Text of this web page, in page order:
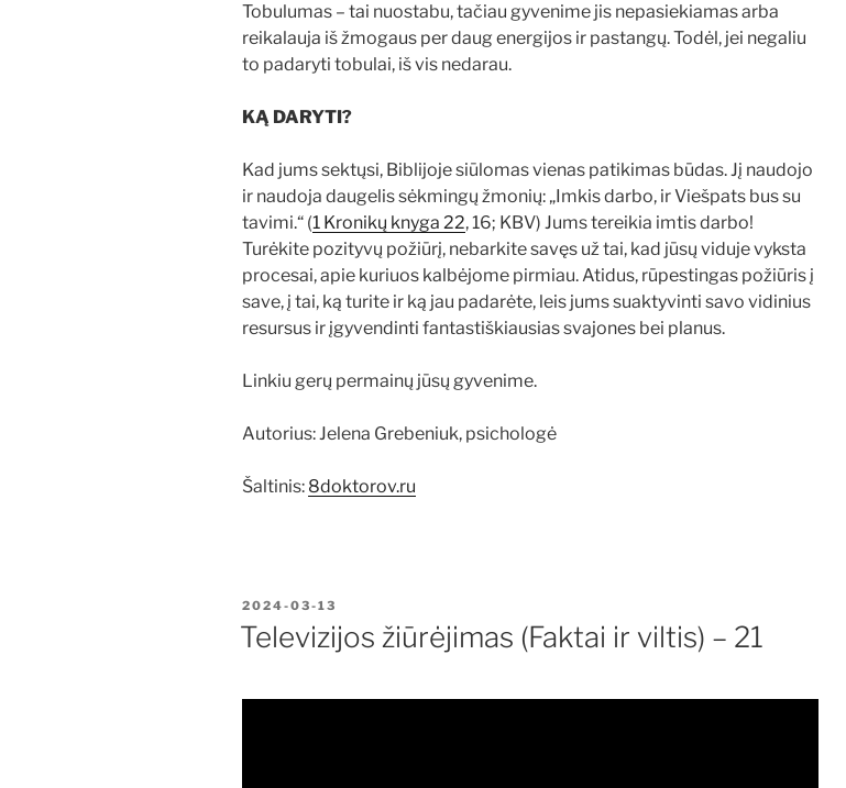
Tobulumas – tai nuostabu, tačiau gyvenime jis nepasiekiamas arba
reikalauja iš žmogaus per daug energijos ir pastangų. Todėl, jei negaliu
to padaryti tobulai, iš vis nedarau.
KĄ DARYTI?
Kad jums sektųsi, Biblijoje siūlomas vienas patikimas būdas. Jį naudojo
ir naudoja daugelis sėkmingų žmonių: „Imkis darbo, ir Viešpats bus su
tavimi.“ (1 Kronikų knyga 22, 16; KBV) Jums tereikia imtis darbo!
Turėkite pozityvų požiūrį, nebarkite savęs už tai, kad jūsų viduje vyksta
procesai, apie kuriuos kalbėjome pirmiau. Atidus, rūpestingas požiūris į
save, į tai, ką turite ir ką jau padarėte, leis jums suaktyvinti savo vidinius
resursus ir įgyvendinti fantastiškiausias svajones bei planus.
Linkiu gerų permainų jūsų gyvenime.
Autorius: Jelena Grebeniuk, psichologė
Šaltinis: 8doktorov.ru
PASKELBTA
2024-03-13
Televizijos žiūrėjimas (Faktai ir viltis) – 21